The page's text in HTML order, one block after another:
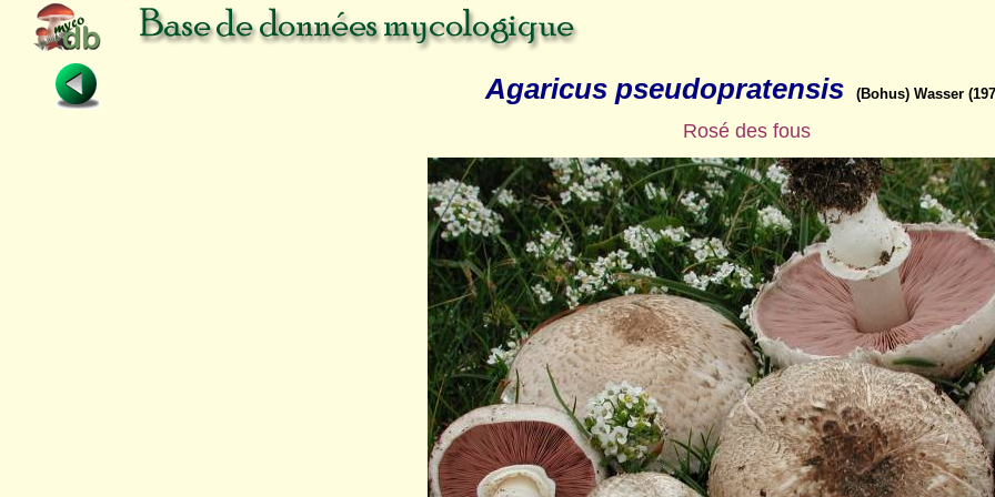
Agaricus pseudopratensis (Bohus) Wasser
Rosé des fous